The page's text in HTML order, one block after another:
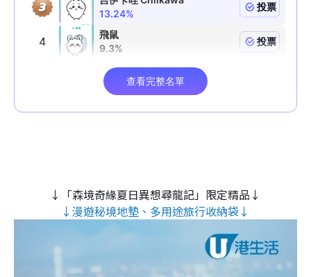
↓「森境奇緣夏日異想尋龍記」限定精品↓
↓漫遊秘境地墊、多用途旅行收納袋↓